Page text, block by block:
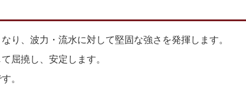
り、波力・流水に対して堅固な強さを発揮します。
屈撓し、安定します。
。